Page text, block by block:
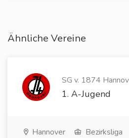
Ähnliche Vereine
SG v. 1874
1. A-Jugend
Hannover Bezirksliga